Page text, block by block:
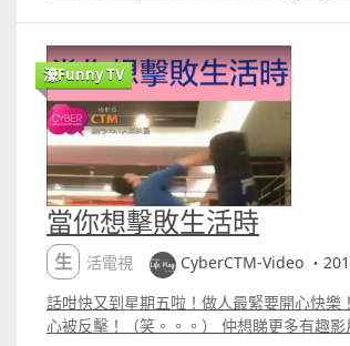
支持餵哺 #母乳 #技能 #好男人 #好老公 #
媽媽 仲想睇更多有趣影片可到：
濠Funny TV
當你想擊敗生活時
生活電視
CyberCTM-Video ・
話咁快又到星期五啦！做人最緊要開心快樂
心被反擊！（笑。。。） 仲想睇更多有趣